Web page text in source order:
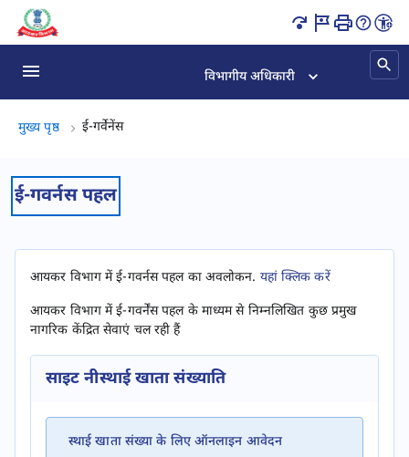
ई-गर्वेनेंस पृष्ठ लोड हो गया
विभागीय अधिकारी
मुख्य पृष्ठ ई-गर्वेनेंसई-गर्वेनेंस, (2 का 2)
ई-गवर्नस पहल​​
आयकर विभाग में ई-गवर्नस पहल का अवलोकन. यहां क्लिक करें
आयकर विभाग में ई-गवर्नेंस पहल के माध्यम से निम्नलिखित कुछ प्रमुख
नागरिक केंद्रित सेवाएं चल रही हैं
साइट नीस्थाई खाता संख्याति
स्थाई खाता संख्या के लिए ऑनलाइन आवेदन